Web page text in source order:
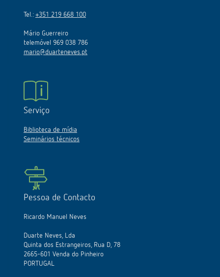
Tel.: +351 219 668 100
Mário Guerreiro
telemóvel 969 038 786
mario@duarteneves.pt
Serviço
Biblioteca de mídia
Seminários técnicos
Pessoa de Contacto
Ricardo Manuel Neves
Duarte Neves, Lda
Quinta dos Estrangeiros, Rua D, 78
2665-601 Venda do Pinheiro
PORTUGAL